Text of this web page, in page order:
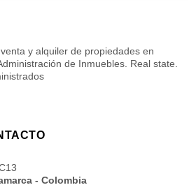
y alquiler de propiedades en
de Inmuebles. Real state.
- Colombia